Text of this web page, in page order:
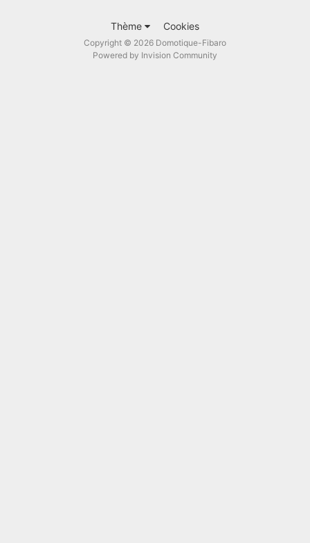
Thème Cookies
Copyright © 2026 Domotique-Fibaro
Powered by Invision Community